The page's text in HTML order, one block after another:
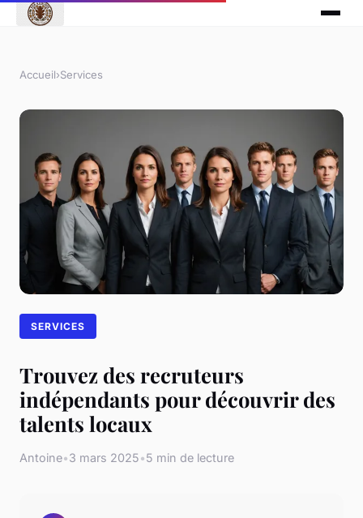
Accueil›Services
SERVICES
Trouvez des recruteurs
indépendants pour découvrir des
talents locaux
Antoine•3 mars 2025•5 min de lecture